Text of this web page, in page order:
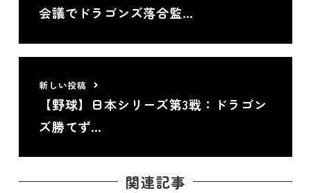
会議でドラゴンズ落合監…
新しい投稿
【野球】日本シリーズ第3戦：ドラゴン
ズ勝てず…
関連記事